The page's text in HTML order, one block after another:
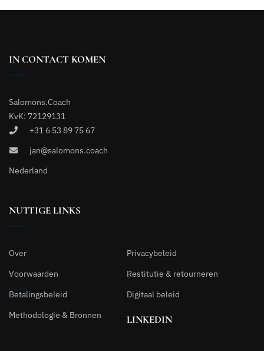
IN CONTACT KOMEN
Salomons.Coach
KvK: 72129131
+31 6 53 89 75 67
jan@salomons.coach
Nederland
NUTTIGE LINKS
Over
Privacybeleid
Voorwaarden
Restitutie & retourneren
Betalingsbeleid
Digitaal beleid
Methodologie & Bronnen
LINKEDIN